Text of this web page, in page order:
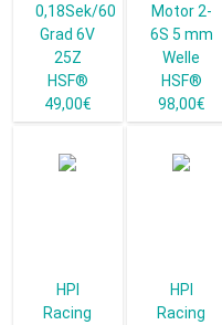
0,18Sek/60
Grad 6V
25Z
HSF®
49,00€
Motor 2-
6S 5 mm
Welle
HSF®
98,00€
HPI
Racing
HPI
Racing